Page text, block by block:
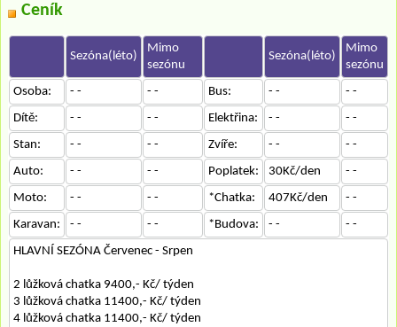
Ceník
Sezóna(léto)
Mimo
sezónu
Sezóna(léto)
Mimo
sezónu
Osoba:
- - - - Bus: - -
- -
Dítě:
- - - - Elektřina: - -
- -
Stan:
- - - - Zvíře: - -
- -
Auto:
- - - - Poplatek: 30Kč/den
- -
Moto:
- - - - *Chatka: 407Kč/den
- -
Karavan:
- - - - *Budova: - -
- -
HLAVNÍ SEZÓNA Červenec - Srpen
2 lůžková chatka 9400,- Kč/ týden
3 lůžková chatka 11400,- Kč/ týden
4 lůžková chatka 11400,- Kč/ týden